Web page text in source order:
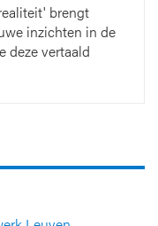
brengt
inzichten in de
deze vertaald